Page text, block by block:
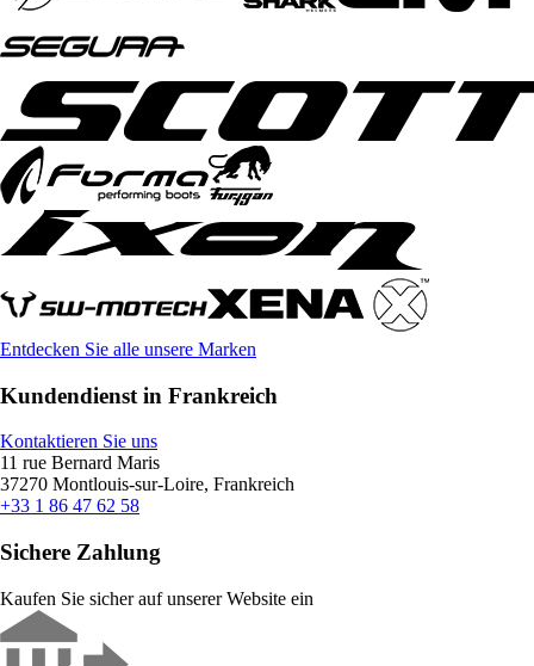
Entdecken Sie alle unsere Marken
Kundendienst in Frankreich
Kontaktieren Sie uns
11 rue Bernard Maris
37270 Montlouis-sur-Loire, Frankreich
+33 1 86 47 62 58
Sichere Zahlung
Kaufen Sie sicher auf unserer Website ein